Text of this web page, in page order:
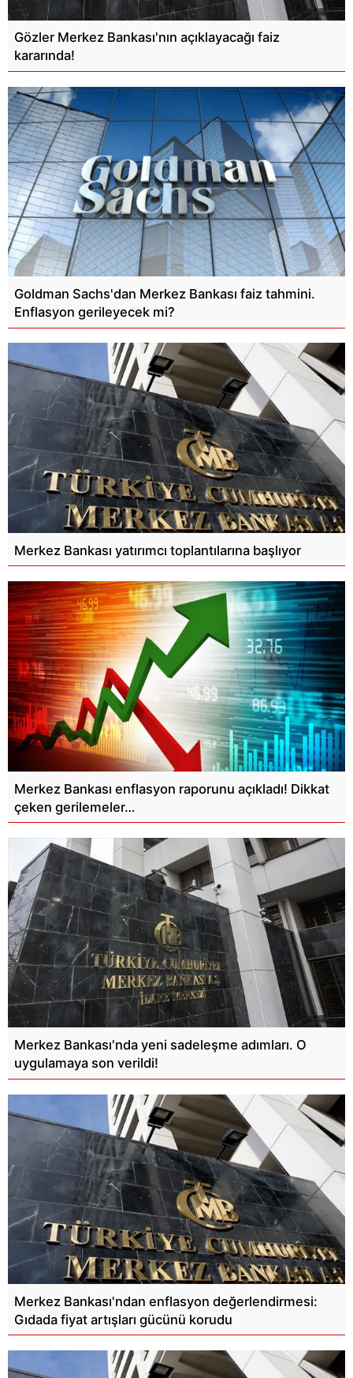
Gözler Merkez Bankası'nın açıklayacağı faiz
kararında!
Goldman Sachs'dan Merkez Bankası faiz tahmini.
Enflasyon gerileyecek mi?
Merkez Bankası yatırımcı toplantılarına başlıyor
Merkez Bankası enflasyon raporunu açıkladı! Dikkat
çeken gerilemeler…
Merkez Bankası'nda yeni sadeleşme adımları. O
uygulamaya son verildi!
Merkez Bankası'ndan enflasyon değerlendirmesi:
Gıdada fiyat artışları gücünü korudu